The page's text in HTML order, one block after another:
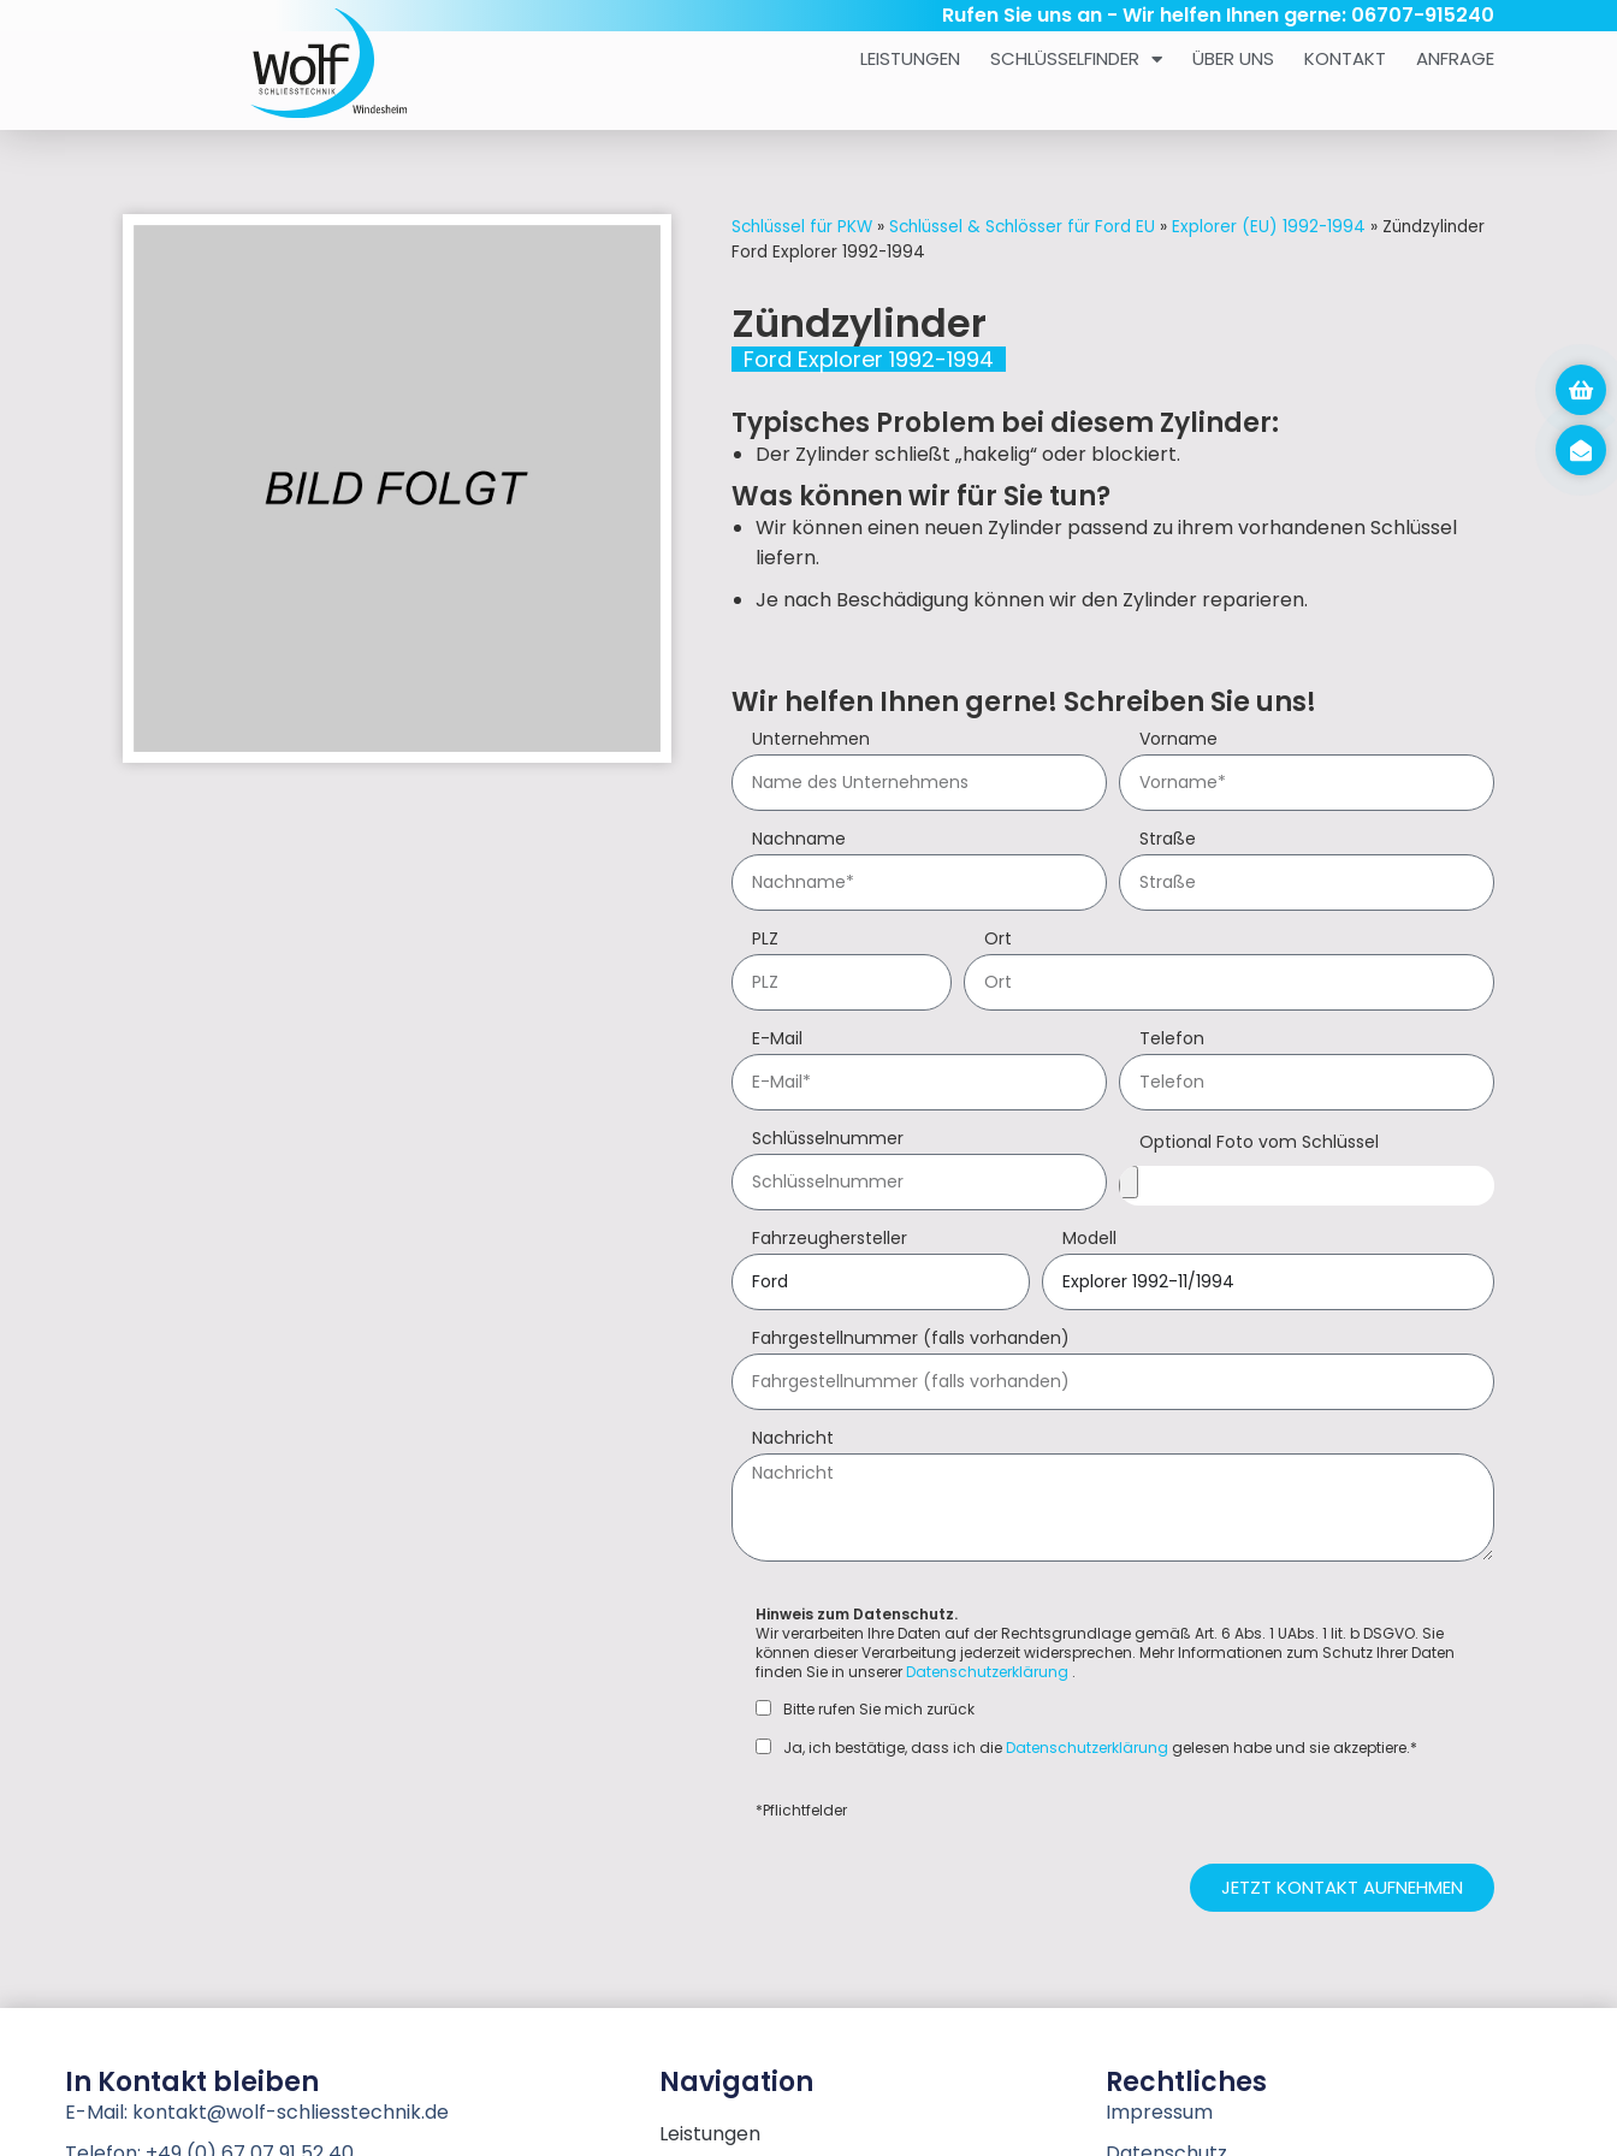
Rufen Sie uns an - Wir helfen Ihnen gerne: 06707-915240
LEISTUNGEN SCHLÜSSELFINDER ÜBER UNS KONTAKT ANFRAGE
Schlüssel für PKW » Schlüssel & Schlösser für Ford EU » Explorer (EU) 1992-1994 » Zündzylinder
Ford Explorer 1992-1994
Zündzylinder
Ford Explorer 1992-1994
Typisches Problem bei diesem Zylinder:
Der Zylinder schließt „hakelig“ oder blockiert.
Was können wir für Sie tun?
Wir können einen neuen Zylinder passend zu ihrem vorhandenen Schlüssel
liefern.
Je nach Beschädigung können wir den Zylinder reparieren.
Wir helfen Ihnen gerne! Schreiben Sie uns!
Unternehmen Vorname
Nachname Straße
PLZ Ort
E-Mail Telefon
Schlüsselnummer Optional Foto vom Schlüssel
Fahrzeughersteller Modell
Fahrgestellnummer (falls vorhanden)
Nachricht
Hinweis zum Datenschutz.
Wir verarbeiten Ihre Daten auf der Rechtsgrundlage gemäß Art. 6 Abs. 1 UAbs. 1 lit. b DSGVO. Sie
können dieser Verarbeitung jederzeit widersprechen. Mehr Informationen zum Schutz Ihrer Daten
finden Sie in unsererDatenschutzerklärung .
Bitte rufen Sie mich zurück
Ja, ich bestätige, dass ich dieDatenschutzerklärung gelesen habe und sie akzeptiere.*
*Pflichtfelder
JETZT KONTAKT AUFNEHMEN
In Kontakt bleiben
E-Mail: kontakt@wolf-schliesstechnik.de
Navigation
Leistungen
Rechtliches
Impressum